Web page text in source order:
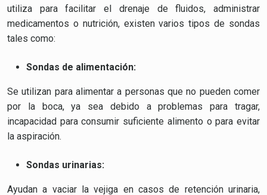
utiliza para facilitar el drenaje de fluidos, administrar
medicamentos o nutrición, existen varios tipos de sondas
tales como:
Sondas de alimentación:
Se utilizan para alimentar a personas que no pueden comer
por la boca, ya sea debido a problemas para tragar,
incapacidad para consumir suficiente alimento o para evitar
la aspiración.
Sondas urinarias:
Ayudan a vaciar la vejiga en casos de retención urinaria,